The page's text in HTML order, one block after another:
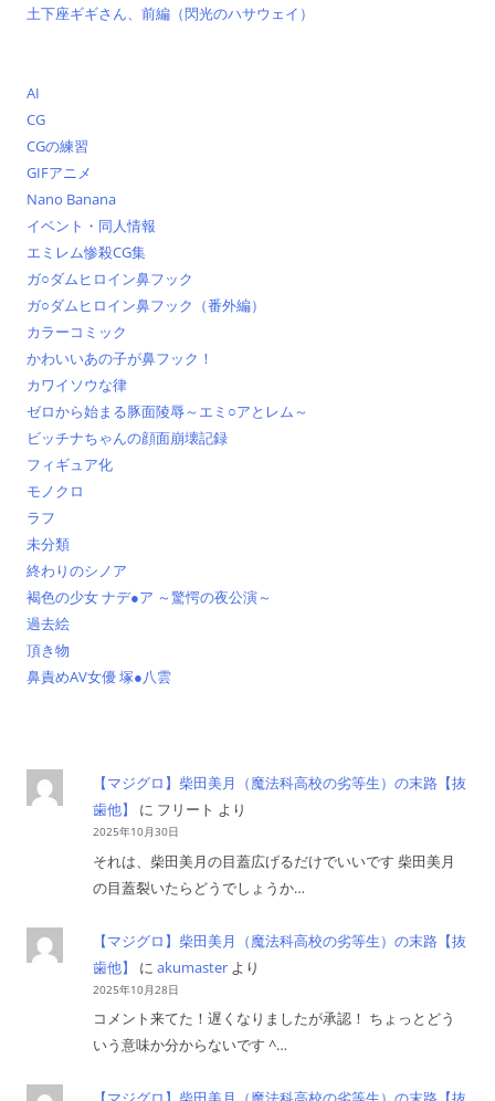
土下座ギギさん、前編（閃光のハサウェイ）
AI
CG
CGの練習
GIFアニメ
Nano Banana
イベント・同人情報
エミレム惨殺CG集
ガ○ダムヒロイン鼻フック
ガ○ダムヒロイン鼻フック（番外編）
カラーコミック
かわいいあの子が鼻フック！
カワイソウな律
ゼロから始まる豚面陵辱～エミ○アとレム～
ビッチナちゃんの顔面崩壊記録
フィギュア化
モノクロ
ラフ
未分類
終わりのシノア
褐色の少女 ナデ●ア ～驚愕の夜公演～
過去絵
頂き物
鼻責めAV女優 塚●八雲
【マジグロ】柴田美月（魔法科高校の劣等生）の末路【抜
歯他】
に フリート より
2025年10月30日
それは、柴田美月の目蓋広げるだけでいいです 柴田美月
の目蓋裂いたらどうでしょうか…
【マジグロ】柴田美月（魔法科高校の劣等生）の末路【抜
歯他】
に akumaster より
2025年10月28日
コメント来てた！遅くなりましたが承認！ ちょっとどう
いう意味か分からないです ^…